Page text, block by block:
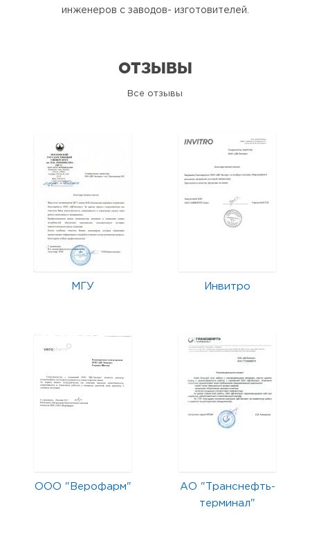
инженеров с заводов- изготовителей.
ОТЗЫВЫ
Все отзывы
МГУ Инвитро
ООО "Верофарм"
АО "Транснефть-
терминал"